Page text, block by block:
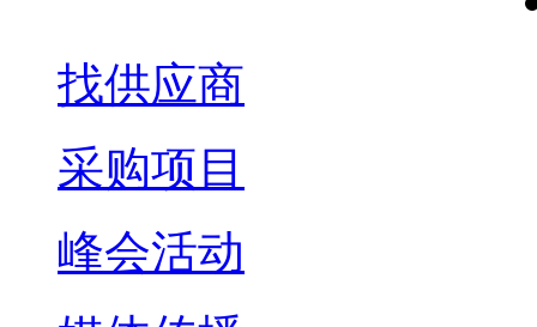
找供应商
采购项目
峰会活动